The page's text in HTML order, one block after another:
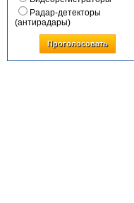
Радар-детекторы
(антирадары)
Проголосовать